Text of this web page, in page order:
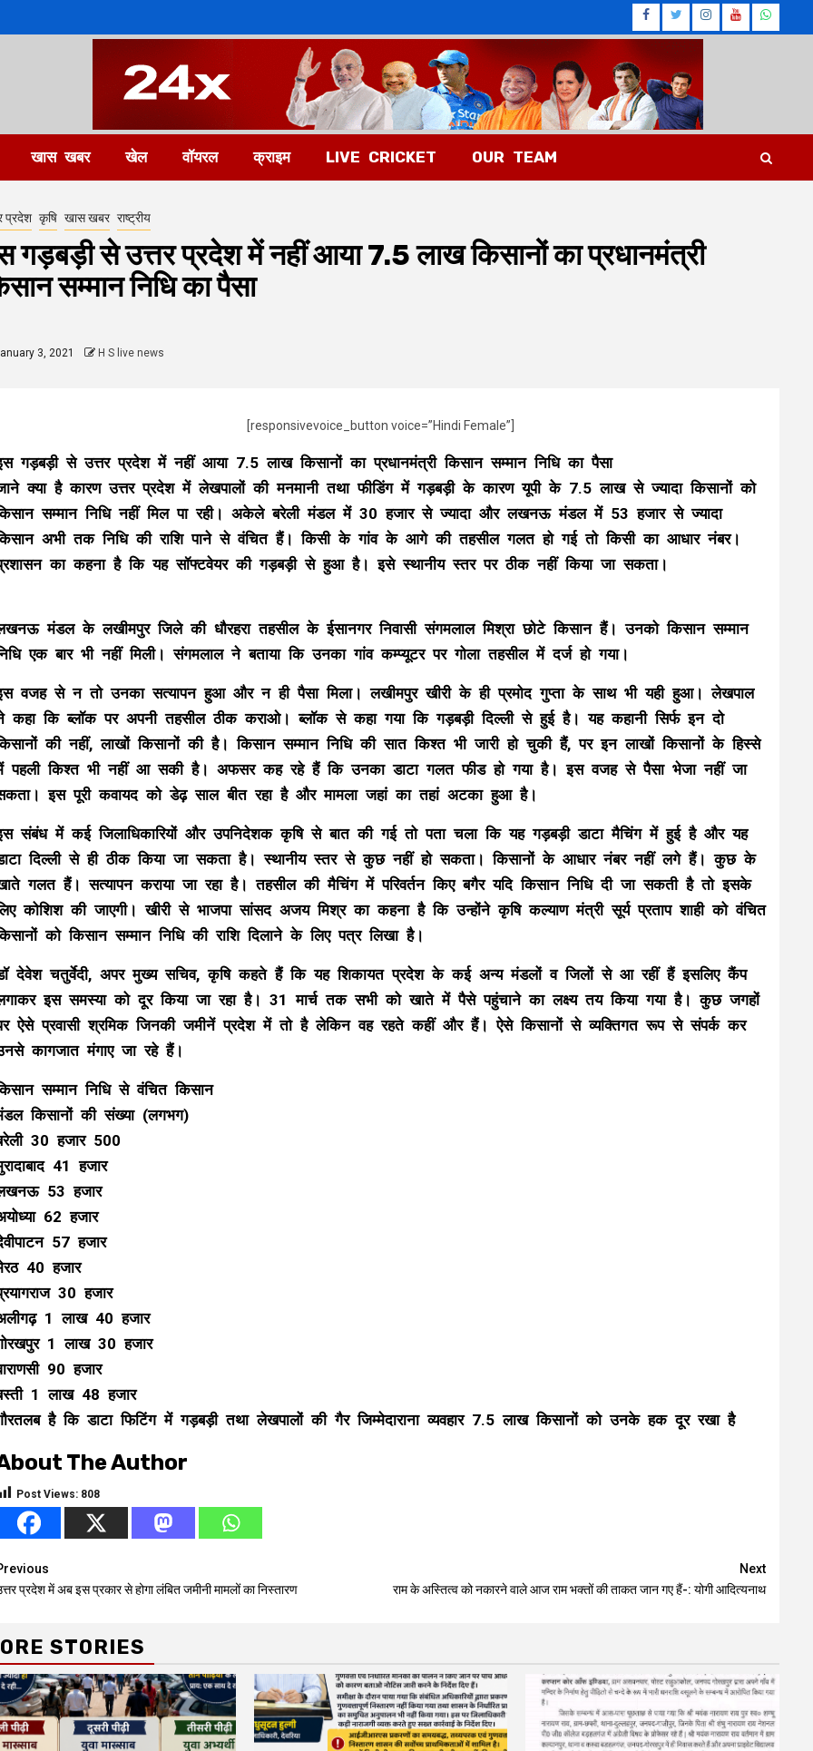
Facebook
Twitter
Instagram
खास खबर खेल वॉयरल क्राइम LIVE CRICKET OUR TEAM
प्रदेश कृषि खास खबर राष्ट्रीय
गड़बड़ी से उत्तर प्रदेश में नहीं आया 7.5 लाख किसानों का प्रधानमंत्री
सम्मान निधि का पैसा
3, 2021 H S live news
[responsivevoice_button voice=”Hindi Female”]
गड़बड़ी से उत्तर प्रदेश में नहीं आया 7.5 लाख किसानों का प्रधानमंत्री किसान सम्मान निधि का पैसा
क्या है कारण उत्तर प्रदेश में लेखपालों की मनमानी तथा फीडिंग में गड़बड़ी के कारण यूपी के 7.5 लाख से ज्यादा किसानों को
सम्मान निधि नहीं मिल पा रही। अकेले बरेली मंडल में 30 हजार से ज्यादा और लखनऊ मंडल में 53 हजार से ज्यादा
अभी तक निधि की राशि पाने से वंचित हैं। किसी के गांव के आगे की तहसील गलत हो गई तो किसी का आधार नंबर।
का कहना है कि यह सॉफ्टवेयर की गड़बड़ी से हुआ है। इसे स्थानीय स्तर पर ठीक नहीं किया जा सकता।
मंडल के लखीमपुर जिले की धौरहरा तहसील के ईसानगर निवासी संगमलाल मिश्रा छोटे किसान हैं। उनको किसान सम्मान
एक बार भी नहीं मिली। संगमलाल ने बताया कि उनका गांव कम्प्यूटर पर गोला तहसील में दर्ज हो गया।
वजह से न तो उनका सत्यापन हुआ और न ही पैसा मिला। लखीमपुर खीरी के ही प्रमोद गुप्ता के साथ भी यही हुआ। लेखपाल
कहा कि ब्लॉक पर अपनी तहसील ठीक कराओ। ब्लॉक से कहा गया कि गड़बड़ी दिल्ली से हुई है। यह कहानी सिर्फ इन दो
की नहीं, लाखों किसानों की है। किसान सम्मान निधि की सात किश्त भी जारी हो चुकी हैं, पर इन लाखों किसानों के हिस्से
पहली किश्त भी नहीं आ सकी है। अफसर कह रहे हैं कि उनका डाटा गलत फीड हो गया है। इस वजह से पैसा भेजा नहीं जा
इस पूरी कवायद को डेढ़ साल बीत रहा है और मामला जहां का तहां अटका हुआ है।
संबंध में कई जिलाधिकारियों और उपनिदेशक कृषि से बात की गई तो पता चला कि यह गड़बड़ी डाटा मैचिंग में हुई है और यह
दिल्ली से ही ठीक किया जा सकता है। स्थानीय स्तर से कुछ नहीं हो सकता। किसानों के आधार नंबर नहीं लगे हैं। कुछ के
गलत हैं। सत्यापन कराया जा रहा है। तहसील की मैचिंग में परिवर्तन किए बगैर यदि किसान निधि दी जा सकती है तो इसके
कोशिश की जाएगी। खीरी से भाजपा सांसद अजय मिश्र का कहना है कि उन्होंने कृषि कल्याण मंत्री सूर्य प्रताप शाही को वंचित
को किसान सम्मान निधि की राशि दिलाने के लिए पत्र लिखा है।
देवेश चतुर्वेदी, अपर मुख्य सचिव, कृषि कहते हैं कि यह शिकायत प्रदेश के कई अन्य मंडलों व जिलों से आ रहीं हैं इसलिए कैंप
इस समस्या को दूर किया जा रहा है। 31 मार्च तक सभी को खाते में पैसे पहुंचाने का लक्ष्य तय किया गया है। कुछ जगहों
ऐसे प्रवासी श्रमिक जिनकी जमीनें प्रदेश में तो है लेकिन वह रहते कहीं और हैं। ऐसे किसानों से व्यक्तिगत रूप से संपर्क कर
कागजात मंगाए जा रहे हैं।
सम्मान निधि से वंचित किसान
किसानों की संख्या (लगभग)
30 हजार 500
41 हजार
53 हजार
62 हजार
57 हजार
40 हजार
30 हजार
1 लाख 40 हजार
1 लाख 30 हजार
90 हजार
1 लाख 48 हजार
है कि डाटा फिटिंग में गड़बड़ी तथा लेखपालों की गैर जिम्मेदाराना व्यवहार 7.5 लाख किसानों को उनके हक दूर रखा है
The Author
Post Views: 808
प्रदेश में अब इस प्रकार से होगा लंबित जमीनी मामलों का निस्तारण
Next
राम के अस्तित्व को नकारने वाले आज राम भक्तों की ताकत जान गए हैं-: योगी आदित्यनाथ
STORIES